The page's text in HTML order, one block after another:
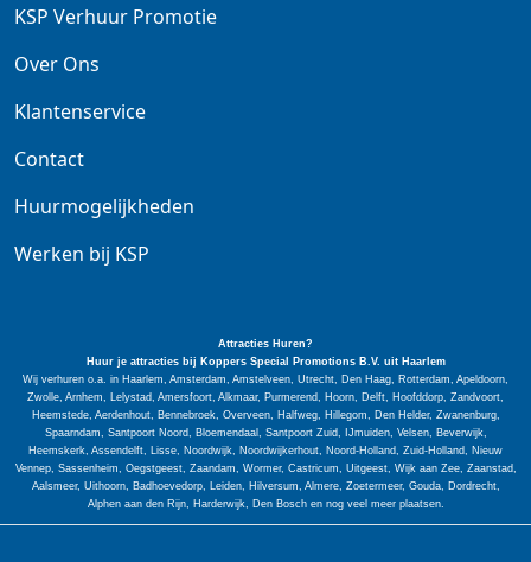
KSP Verhuur Promotie
Over Ons
Klantenservice
Contact
Huurmogelijkheden
Werken bij KSP
Attracties Huren?
Huur je attracties bij Koppers Special
PromotionsB.V. uit Haarlem
Wij verhuren o.a. in Haarlem, Amsterdam, Amstelveen, Utrecht, Den Haag, Rotterdam, Apeldoorn,
Zwolle, Arnhem, Lelystad, Amersfoort, Alkmaar, Purmerend, Hoorn, Delft, Hoofddorp, Zandvoort,
Heemstede, Aerdenhout, Bennebroek, Overveen, Halfweg, Hillegom, Den Helder, Zwanenburg,
Spaarndam, Santpoort Noord, Bloemendaal, Santpoort Zuid, IJmuiden, Velsen, Beverwijk,
Heemskerk, Assendelft, Lisse, Noordwijk, Noordwijkerhout, Noord-Holland, Zuid-Holland, Nieuw
Vennep, Sassenheim, Oegstgeest, Zaandam, Wormer, Castricum, Uitgeest, Wijk aan Zee, Zaanstad,
Aalsmeer, Uithoorn, Badhoevedorp, Leiden, Hilversum, Almere, Zoetermeer, Gouda, Dordrecht,
Alphen aan den Rijn, Harderwijk, Den Bosch en nog veel meer plaatsen.